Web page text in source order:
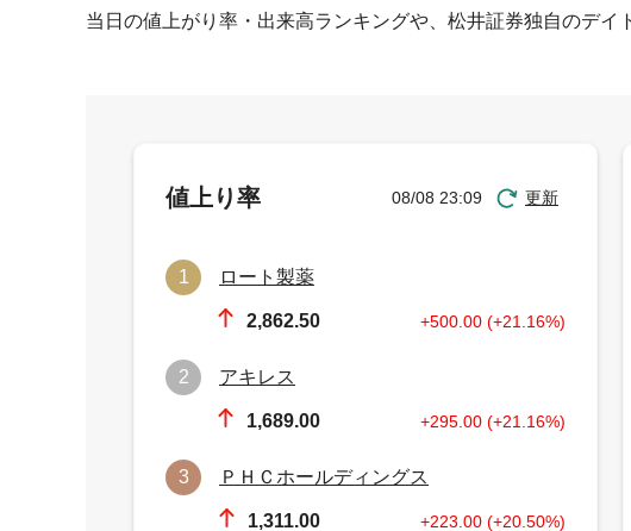
当日の値上がり率・出来高ランキングや、松井証券独自のデイ